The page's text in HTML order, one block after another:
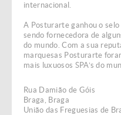
internacional.
A Posturarte ganhou o
sendo fornecedora de
do mundo. Com a sua
marquesas Posturarte
mais luxuosos SPA’s do
Rua Damião de Góis
Braga, Braga
União das Freguesias de